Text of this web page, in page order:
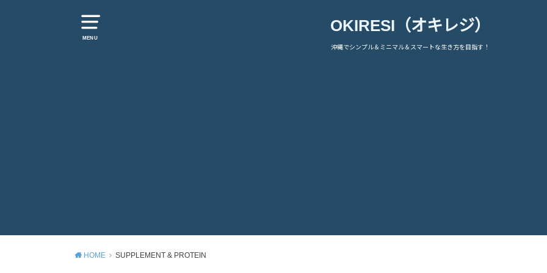
MENU
OKIRESI（オキレジ）
沖縄でシンプル＆ミニマル＆スマートな生き方を目指す！
HOME SUPPLEMENT & PROTEIN